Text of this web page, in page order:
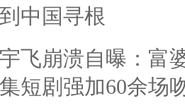
中国寻根
飞崩溃自曝：富
短剧强加60余场